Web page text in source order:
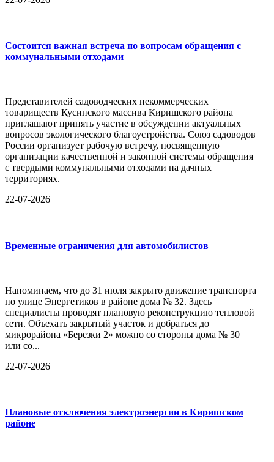
Состоится важная встреча по вопросам обращения с
коммунальными отходами
Представителей садоводческих некоммерческих
товариществ Кусинского массива Киришского района
приглашают принять участие в обсуждении актуальных
вопросов экологического благоустройства. Союз садоводов
России организует рабочую встречу, посвященную
организации качественной и законной системы обращения
с твердыми коммунальными отходами на дачных
территориях.
22-07-2026
Временные ограничения для автомобилистов
Напоминаем, что до 31 июля закрыто движение транспорта
по улице Энергетиков в районе дома № 32. Здесь
специалисты проводят плановую реконструкцию тепловой
сети. Объехать закрытый участок и добраться до
микрорайона «Березки 2» можно со стороны дома № 30
или со...
22-07-2026
Плановые отключения электроэнергии в Киришском
районе